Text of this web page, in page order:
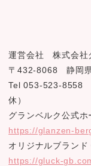
運営会社 株式会社
〒432-8068 静岡
Tel 053-523-8558
休）
グランベルク公式ホ
https://glanzen-
オリジナルブラン
https://gluck-